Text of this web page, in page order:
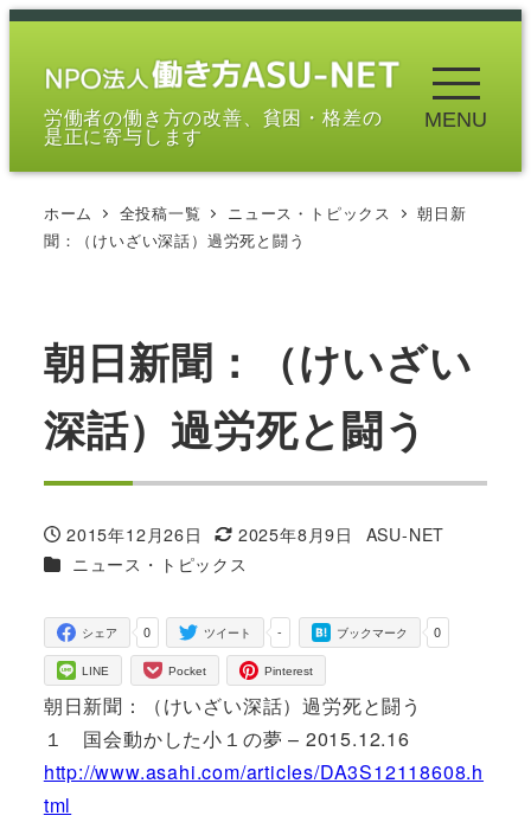
メ
労働者の働き方の改善、貧困・格差の
是正に寄与します
MENU
ホーム 全投稿一覧 ニュース・トピックス
朝日新
聞：（けいざい深話）過労死と闘う
朝日新聞：（けいざい
深話）過労死と闘う
投稿日
2015年12月26日
更新日
2025年8月9日
著
ASU-NET
カテゴリー
ニュース・トピックス
0
シェア -
ツイート 0
ブックマーク
LINE Pocket Pinterest
朝日新聞：（けいざい深話）過労死と闘う
１ 国会動かした小１の夢 – 2015.12.16
http://www.asahi.com/articles/DA3S12118608.h
tml